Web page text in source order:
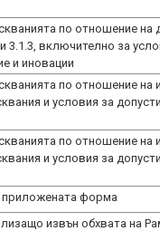
по отношение на
3.1.3, включително за
и иновации
по отношение на
и условия за
по отношение на
и условия за
приложената форма
извън обхвата на